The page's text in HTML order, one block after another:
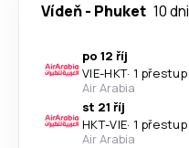
Vídeň- Phuket 10 dni
po 12 říj
VIE-HKT· 1 přestup
Air Arabia
st 21 říj
HKT-VIE· 1 přestup
Air Arabia